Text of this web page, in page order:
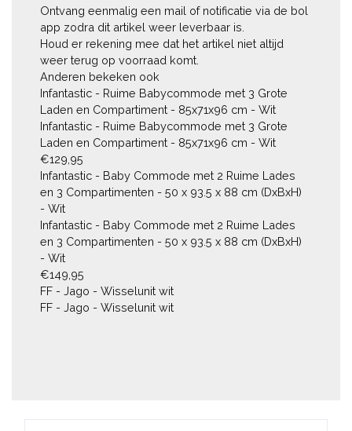
Ontvang eenmalig een mail of notificatie via de bol
app zodra dit artikel weer leverbaar is.
Houd er rekening mee dat het artikel niet altijd
weer terug op voorraad komt.
Anderen bekeken ook
Infantastic - Ruime Babycommode met 3 Grote
Laden en Compartiment - 85x71x96 cm - Wit
Infantastic - Ruime Babycommode met 3 Grote
Laden en Compartiment - 85x71x96 cm - Wit
€129,95
Infantastic - Baby Commode met 2 Ruime Lades
en 3 Compartimenten - 50 x 93.5 x 88 cm (DxBxH)
- Wit
Infantastic - Baby Commode met 2 Ruime Lades
en 3 Compartimenten - 50 x 93.5 x 88 cm (DxBxH)
- Wit
€149,95
FF - Jago - Wisselunit wit
FF - Jago - Wisselunit wit